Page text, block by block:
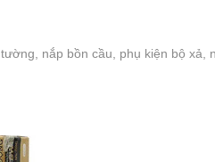
nắp bồn cầu, phụ kiện bộ xả,